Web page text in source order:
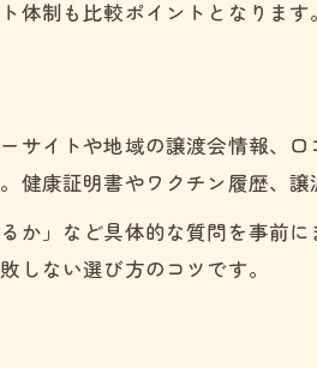
体制も比較ポイントとなります。
イトや地域の譲渡会情報、
康証明書やワクチン履歴、譲
」など具体的な質問を事前
しない選び方のコツです。